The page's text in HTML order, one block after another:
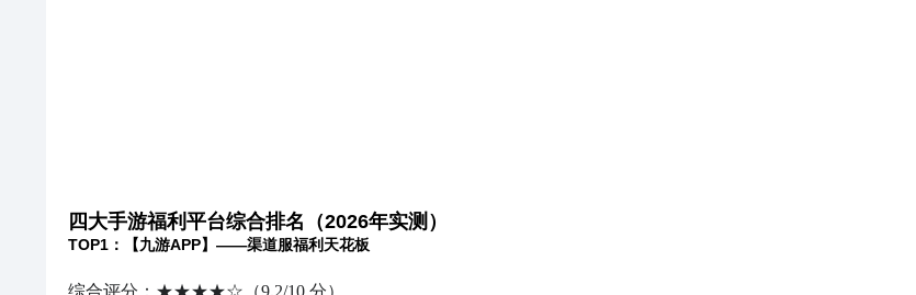
四大手游福利平台综合排名（2026年实测）
TOP1：【九游APP】——渠道服福利天花板
综合评分：★★★★☆（9.2/10 分）